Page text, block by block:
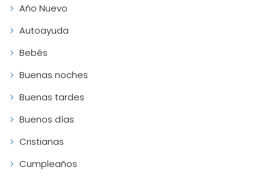
Año Nuevo
Autoayuda
Bebés
Buenas noches
Buenas tardes
Buenos días
Cristianas
Cumpleaños